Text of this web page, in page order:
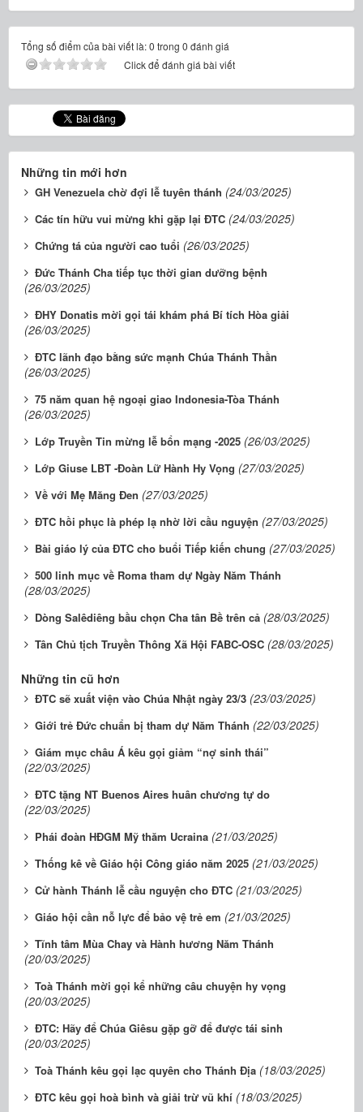
Tổng số điểm của bài viết là: 0 trong 0 đánh giá
Click để đánh giá bài viết
Những tin mới hơn
GH Venezuela chờ đợi lễ tuyên thánh (24/03/2025)
Các tín hữu vui mừng khi gặp lại ĐTC (24/03/2025)
Chứng tá của người cao tuổi (26/03/2025)
Đức Thánh Cha tiếp tục thời gian dưỡng bệnh
(26/03/2025)
ĐHY Donatis mời gọi tái khám phá Bí tích Hòa giải
(26/03/2025)
ĐTC lãnh đạo bằng sức mạnh Chúa Thánh Thần
(26/03/2025)
75 năm quan hệ ngoại giao Indonesia-Tòa Thánh
(26/03/2025)
Lớp Truyền Tin mừng lễ bổn mạng -2025 (26/03/2025)
Lớp Giuse LBT -Đoàn Lữ Hành Hy Vọng (27/03/2025)
Về với Mẹ Măng Đen (27/03/2025)
ĐTC hồi phục là phép lạ nhờ lời cầu nguyện (27/03/2025)
Bài giáo lý của ĐTC cho buổi Tiếp kiến chung (27/03/2025)
500 linh mục về Roma tham dự Ngày Năm Thánh
(28/03/2025)
Dòng Salêdiêng bầu chọn Cha tân Bề trên cả (28/03/2025)
Tân Chủ tịch Truyền Thông Xã Hội FABC-OSC (28/03/2025)
Những tin cũ hơn
ĐTC sẽ xuất viện vào Chúa Nhật ngày 23/3 (23/03/2025)
Giới trẻ Đức chuẩn bị tham dự Năm Thánh (22/03/2025)
Giám mục châu Á kêu gọi giảm “nợ sinh thái”
(22/03/2025)
ĐTC tặng NT Buenos Aires huân chương tự do
(22/03/2025)
Phái đoàn HĐGM Mỹ thăm Ucraina (21/03/2025)
Thống kê về Giáo hội Công giáo năm 2025 (21/03/2025)
Cử hành Thánh lễ cầu nguyện cho ĐTC (21/03/2025)
Giáo hội cần nỗ lực để bảo vệ trẻ em (21/03/2025)
Tĩnh tâm Mùa Chay và Hành hương Năm Thánh
(20/03/2025)
Toà Thánh mời gọi kể những câu chuyện hy vọng
(20/03/2025)
ĐTC: Hãy để Chúa Giêsu gặp gỡ để được tái sinh
(20/03/2025)
Toà Thánh kêu gọi lạc quyên cho Thánh Địa (18/03/2025)
ĐTC kêu gọi hoà bình và giải trừ vũ khí (18/03/2025)